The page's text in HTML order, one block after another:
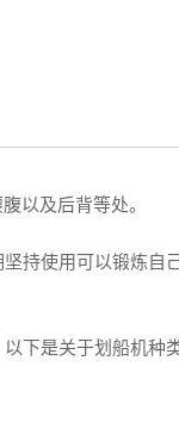
以及后背等处。
持使用可以锻炼自
下是关于划船机种